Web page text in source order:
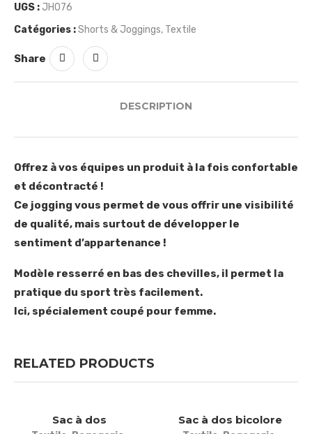
UGS : JH076
Catégories :Shorts & Joggings, Textile
Share
DESCRIPTION
Offrez à vos équipes un produit à la fois confortable
et décontracté !
Ce jogging vous permet de vous offrir une visibilité
de qualité, mais surtout de développer le
sentiment d’appartenance !
Modèle resserré en bas des chevilles, il permet la
pratique du sport très facilement.
Ici, spécialement coupé pour femme.
RELATED PRODUCTS
Sac à dos Sac à dos bicolore